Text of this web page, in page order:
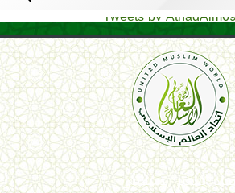
Tweets by
العالم الإسلامي